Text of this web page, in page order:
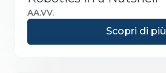
AA.VV.
Scopri di più